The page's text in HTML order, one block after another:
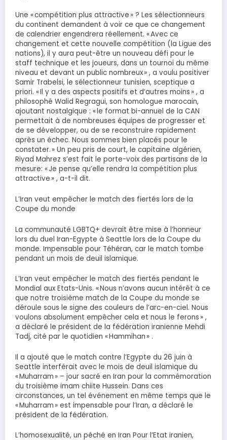
Une « compétition plus attractive » ? Les sélectionneurs
du continent demandent à voir ce que ce changement
de calendrier engendrera réellement. « Avec ce
changement et cette nouvelle compétition (la Ligue des
nations), il y aura peut-être un nouveau défi pour le
staff technique et les joueurs, dans un tournoi du même
niveau et devant un public nombreux » , a voulu positiver
Samir Trabelsi, le sélectionneur tunisien, sceptique a
priori. « Il y a des aspects positifs et d’autres moins » , a
philosophé Walid Regragui, son homologue marocain,
ajoutant nostalgique : « le format bi-annuel de la CAN
permettait à de nombreuses équipes de progresser et
de se développer, ou de se reconstruire rapidement
après un échec. Nous sommes bien placés pour le
constater. » Un peu pris de court, le capitaine algérien,
Riyad Mahrez s’est fait le porte-voix des partisans de la
mesure: « Je pense qu’elle rendra la compétition plus
attractive » , a-t-il dit.
L’Iran veut empêcher le match des fiertés lors de la
Coupe du monde
La communauté LGBTQ+ devrait être mise à l’honneur
lors du duel Iran-Egypte à Seattle lors de la Coupe du
monde. Impensable pour Téhéran, car le match tombe
pendant un mois de deuil islamique.
L’Iran veut empêcher le match des fiertés pendant le
Mondial aux Etats-Unis. « Nous n’avons aucun intérêt à ce
que notre troisième match de la Coupe du monde se
déroule sous le signe des couleurs de l’arc-en-ciel. Nous
voulons absolument empêcher cela et nous le ferons » ,
a déclaré le président de la fédération iranienne Mehdi
Tadj, cité par le quotidien « Hammihan » .
Il a ajouté que le match contre l’Egypte du 26 juin à
Seattle interférait avec le mois de deuil islamique du
« Muharram » – jour sacré en Iran pour la commémoration
du troisième imam chiite Hussein. Dans ces
circonstances, un tel événement en même temps que le
« Muharram » est impensable pour l’Iran, a déclaré le
président de la fédération.
L’homosexualité, un péché en Iran Pour l’Etat iranien,